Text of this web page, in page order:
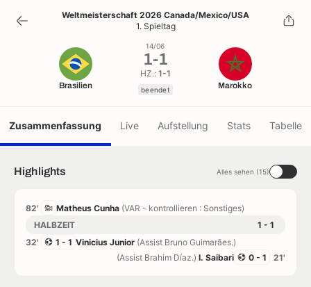
1-1
beendet
Weltmeisterschaft 2026 Canada/Mexico/USA
1. Spieltag
Brasilien
14/06
1-1
HZ.: 1-1
beendet Marokko
Zusammenfassung Live Aufstellung Stats Tabelle
Highlights Alles sehen (15)
82' Matheus Cunha (VAR - kontrollieren : Sonstiges)
HALBZEIT
1 - 1
32'
1 - 1 Vinicius Junior (Assist Bruno Guimarães.)
21'
0 - 1
(Assist Brahim Díaz.) I. Saibari